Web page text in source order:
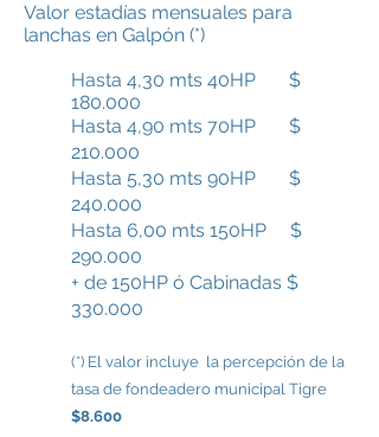
Valor estadías mensuales para
lanchas en Galpón (*)
Hasta 4,30 mts 40HP $
180.000
Hasta 4,90 mts 70HP $
210.000
Hasta 5,30 mts 90HP $
240.000
Hasta 6,00 mts 150HP $
290.000
+ de 150HP ó Cabinadas $
330.000
(*) El valor incluye la percepción de la
tasa de fondeadero municipal Tigre
$8.600